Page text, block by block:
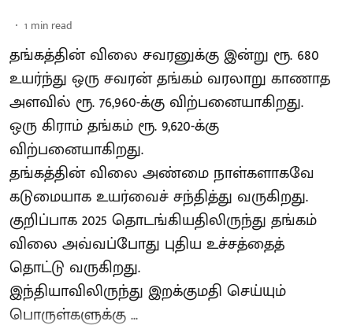
1 min read
தங்கத்தின் விலை சவரனுக்கு இன்று ரூ. 680
உயர்ந்து ஒரு சவரன் தங்கம் வரலாறு காணாத
அளவில் ரூ. 76,960-க்கு விற்பனையாகிறது.
ஒரு கிராம் தங்கம் ரூ. 9,620-க்கு
விற்பனையாகிறது.
தங்கத்தின் விலை அண்மை நாள்களாகவே
கடுமையாக உயர்வைச் சந்தித்து வருகிறது.
குறிப்பாக 2025 தொடங்கியதிலிருந்து தங்கம்
விலை அவ்வப்போது புதிய உச்சத்தைத்
தொட்டு வருகிறது.
இந்தியாவிலிருந்து இறக்குமதி செய்யும்
பொருள்களுக்கு ...